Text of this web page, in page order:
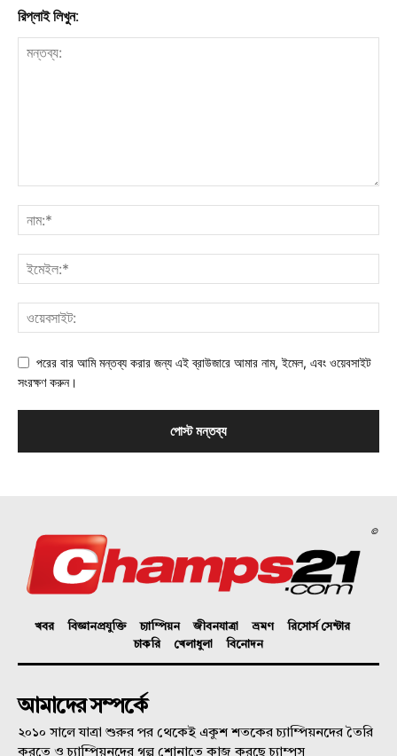
রিপ্লাই লিখুন:
পরের বার আমি মন্তব্য করার জন্য এই ব্রাউজারে আমার নাম, ইমেল, এবং ওয়েবসাইট
সংরক্ষণ করুন।
©
খবর বিজ্ঞানপ্রযুক্তি চ্যাম্পিয়ন জীবনযাত্রা ভ্রমণ
রিসোর্স সেন্টার
চাকরি
খেলাধুলা বিনোদন
আমাদের সম্পর্কে
২০১০ সালে যাত্রা শুরুর পর থেকেই একুশ শতকের চ্যাম্পিয়নদের তৈরি
করতে ও চ্যাম্পিয়নদের গল্প শোনাতে কাজ করছে চ্যাম্পস